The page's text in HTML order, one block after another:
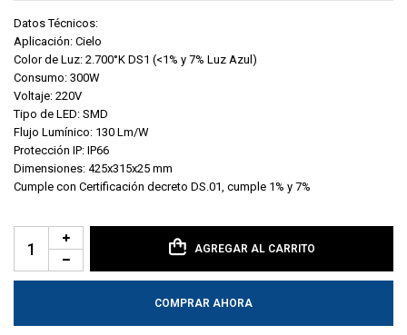
Datos Técnicos:
Aplicación: Cielo
Color de Luz: 2.700°K DS1 (<1% y 7% Luz Azul)
Consumo: 300W
Voltaje: 220V
Tipo de LED: SMD
Flujo Lumínico: 130 Lm/W
Protección IP: IP66
Dimensiones: 425x315x25 mm
Cumple con Certificación decreto DS.01, cumple 1% y 7%
AGREGAR AL CARRITO
COMPRAR AHORA